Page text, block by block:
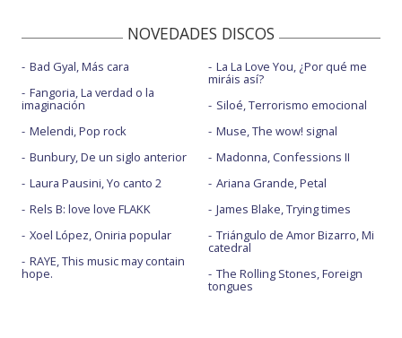
NOVEDADES DISCOS
Bad Gyal, Más cara
Fangoria, La verdad o la
imaginación
Melendi, Pop rock
Bunbury, De un siglo anterior
Laura Pausini, Yo canto 2
Rels B: love love FLAKK
Xoel López, Oniria popular
RAYE, This music may contain
hope.
La La Love You, ¿Por qué me
miráis así?
Siloé, Terrorismo emocional
Muse, The wow! signal
Madonna, Confessions II
Ariana Grande, Petal
James Blake, Trying times
Triángulo de Amor Bizarro, Mi
catedral
The Rolling Stones, Foreign
tongues